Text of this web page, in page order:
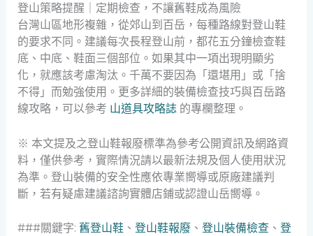
登山策略提醒｜定期檢查，不讓舊鞋成為風險
台灣山區地形複雜，從郊山到百岳，每種路線對登山鞋
的要求不同。建議每次長程登山前，都花五分鐘檢查鞋
底、中底、鞋面三個部位。如果其中一項出現明顯劣
化，就應該考慮淘汰。千萬不要因為「還堪用」或「捨
不得」而勉強使用。更多詳細的裝備檢查技巧與百岳路
線攻略，可以參考 山道具攻略誌的專欄整理。
※ 本文提及之登山鞋報廢標準為參考公開資訊及網路資
料，僅供參考，實際情況請以最新法規及個人使用狀況
為準。登山裝備的安全性應依專業嚮導或原廠建議判
斷，若有疑慮建議諮詢實體店鋪或認證山岳嚮導。
###關鍵字: 舊登山鞋、 登山鞋報廢、 登山裝備檢查、 登